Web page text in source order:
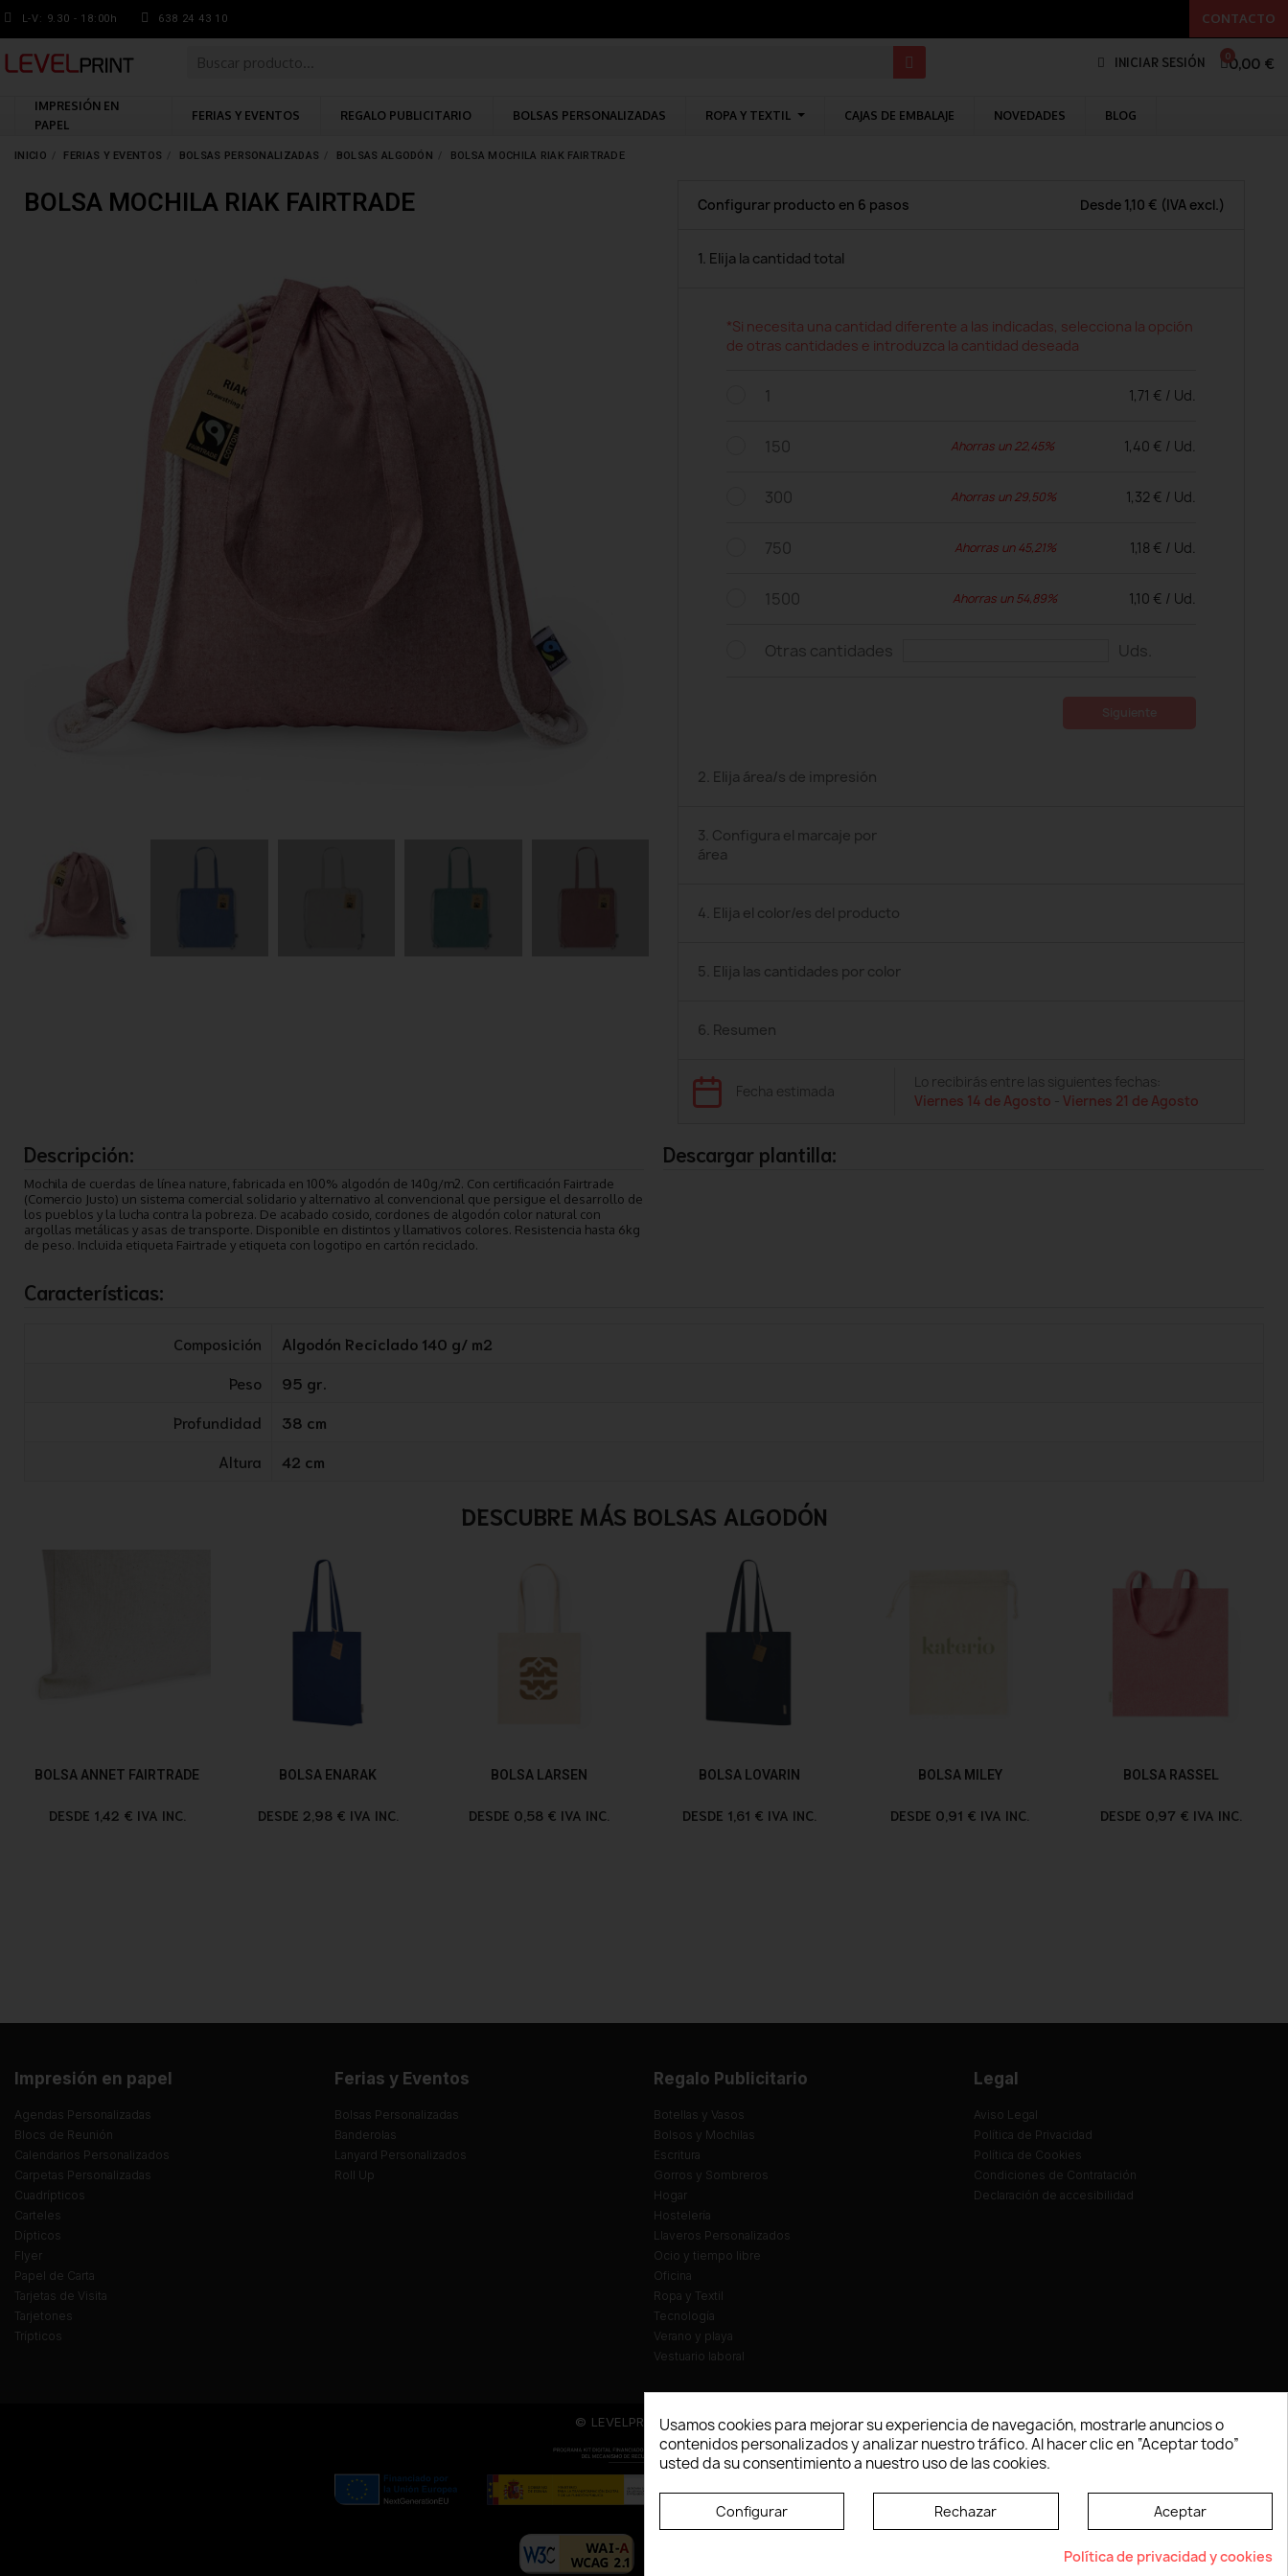
L-V: 9.30 - 18:00h 638 24 43 10 CONTACTO
INICIAR SESIÓN 0,00 €
IMPRESIÓN EN
PAPEL
FERIAS Y EVENTOS REGALO PUBLICITARIO BOLSAS PERSONALIZADAS ROPA Y TEXTIL CAJAS DE EMBALAJE NOVEDADES BLOG
INICIO FERIAS Y EVENTOS BOLSAS PERSONALIZADAS BOLSAS ALGODÓN BOLSA MOCHILA RIAK FAIRTRADE
BOLSA MOCHILA RIAK FAIRTRADE Configurar producto en 6 pasos Desde 1,10 € (IVA excl.)
1. Elija la cantidad total
*Si necesita una cantidad diferente a las indicadas, selecciona la opción
de otras cantidades e introduzca la cantidad deseada
1 1,71 € / Ud.
150 Ahorras un 22,45% 1,40 € / Ud.
300 Ahorras un 29,50% 1,32 € / Ud.
750 Ahorras un 45,21% 1,18 € / Ud.
1500 Ahorras un 54,89% 1,10 € / Ud.
Otras cantidades Uds.
2. Elija área/s de impresión
3. Configura el marcaje por
área
4. Elija el color/es del producto
5. Elija las cantidades por color
6. Resumen
Fecha estimada
Lo recibirás entre las siguientes fechas:
Viernes 14 de Agosto - Viernes 21 de Agosto
Descripción:
Mochila de cuerdas de línea nature, fabricada en 100% algodón de 140g/m2. Con certificación Fairtrade
(Comercio Justo) un sistema comercial solidario y alternativo al convencional que persigue el desarrollo de
los pueblos y la lucha contra la pobreza. De acabado cosido, cordones de algodón color natural con
argollas metálicas y asas de transporte. Disponible en distintos y llamativos colores. Resistencia hasta 6kg
de peso. Incluida etiqueta Fairtrade y etiqueta con logotipo en cartón reciclado.
Descargar plantilla:
Características:
Composición
Algodón Reciclado 140 g/ m2
Peso
95 gr.
Profundidad
38 cm
Altura
42 cm
DESCUBRE MÁS BOLSAS ALGODÓN
BOLSA ANNET FAIRTRADE
DESDE 1,42 € IVA INC.
BOLSA ENARAK
DESDE 2,98 € IVA INC.
BOLSA LARSEN
DESDE 0,58 € IVA INC.
BOLSA LOVARIN
DESDE 1,61 € IVA INC.
BOLSA MILEY
DESDE 0,91 € IVA INC.
BOLSA RASSEL
DESDE 0,97 € IVA INC.
Impresión en papel
Agendas Personalizadas
Blocs de Reunión
Calendarios Personalizados
Carpetas Personalizadas
Cuadrípticos
Carteles
Dípticos
Flyer
Papel de Carta
Tarjetas de Visita
Tarjetones
Trípticos
Ferias y Eventos
Bolsas Personalizadas
Banderolas
Lanyard Personalizados
Roll Up
Regalo Publicitario
Botellas y Vasos
Bolsos y Mochilas
Escritura
Gorros y Sombreros
Hogar
Hostelería
Llaveros Personalizados
Ocio y tiempo libre
Oficina
Ropa y Textil
Tecnología
Verano y playa
Vestuario laboral
Legal
Aviso Legal
Política de Privacidad
Política de Cookies
Condiciones de Contratación
Declaración de accesibilidad
© LEVELPRINT - 2026
La página dispone de código accesible según las normas dictadas por la W3C
Usamos cookies para mejorar su experiencia de navegación, mostrarle anuncios o
contenidos personalizados y analizar nuestro tráfico. Al hacer clic en “Aceptar todo”
usted da su consentimiento a nuestro uso de las cookies.
Configurar Rechazar Aceptar
Política de privacidad y cookies